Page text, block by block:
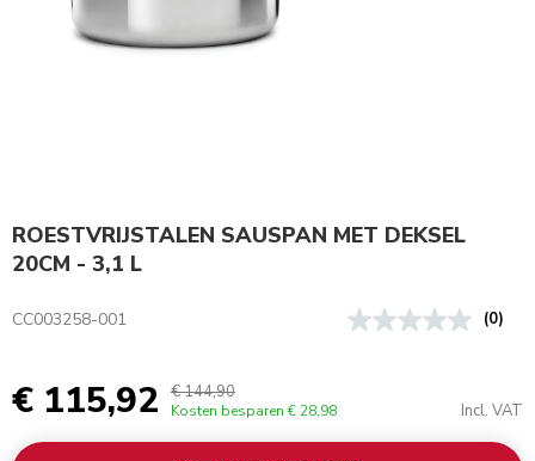
ROESTVRIJSTALEN SAUSPAN MET DEKSEL
20CM - 3,1 L
CC003258-001 (0)
€ 115,92 € 144,90
Kosten besparen € 28,98 Incl. VAT